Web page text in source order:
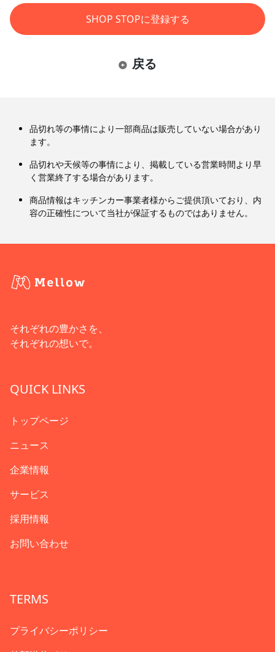
SHOP STOPに登録する
戻る
品切れ等の事情により一部商品は販売していない場合があり
ます。
品切れや天候等の事情により、掲載している営業時間より早
く営業終了する場合があります。
商品情報はキッチンカー事業者様からご提供頂いており、内
容の正確性について当社が保証するものではありません。
それぞれの豊かさを、
それぞれの想いで。
QUICK LINKS
トップページ
ニュース
企業情報
サービス
採用情報
お問い合わせ
TERMS
プライバシーポリシー